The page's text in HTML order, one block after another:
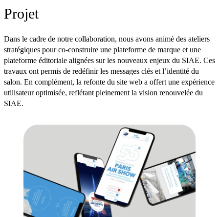
Projet
Dans le cadre de notre collaboration, nous avons animé des ateliers
stratégiques pour co-construire une plateforme de marque et une
plateforme éditoriale alignées sur les nouveaux enjeux du SIAE. Ces
travaux ont permis de redéfinir les messages clés et l’identité du
salon. En complément, la refonte du site web a offert une expérience
utilisateur optimisée, reflétant pleinement la vision renouvelée du
SIAE.